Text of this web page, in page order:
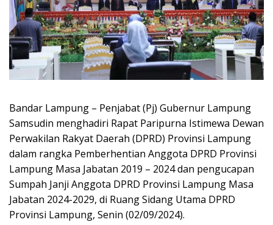
Bandar Lampung – Penjabat (Pj) Gubernur Lampung
Samsudin menghadiri Rapat Paripurna Istimewa Dewan
Perwakilan Rakyat Daerah (DPRD) Provinsi Lampung
dalam rangka Pemberhentian Anggota DPRD Provinsi
Lampung Masa Jabatan 2019 – 2024 dan pengucapan
Sumpah Janji Anggota DPRD Provinsi Lampung Masa
Jabatan 2024-2029, di Ruang Sidang Utama DPRD
Provinsi Lampung, Senin (02/09/2024).